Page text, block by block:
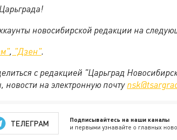
новосибирской редакции на
, "Дзен".
с редакцией "Царьград
на электронную почту
ТЕЛЕГРАМ Подписывайтесь на наши каналы
и первыми узнавайте о главных